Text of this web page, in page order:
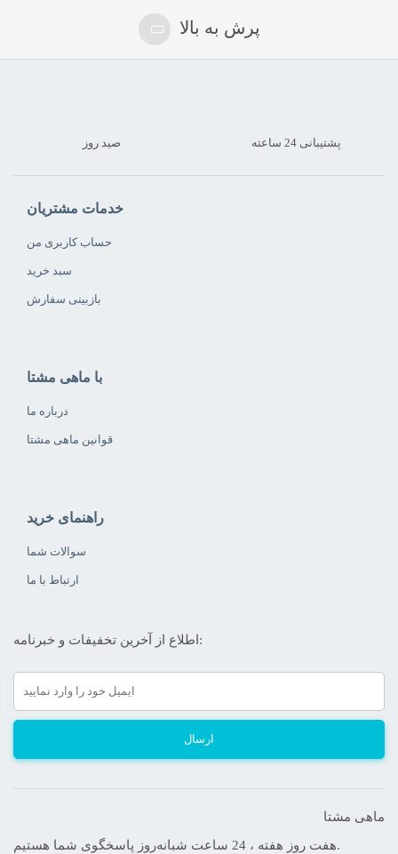
پرش به بالا
صید روز پشتیبانی 24 ساعته
خدمات مشتریان
حساب کاربری من
سبد خرید
بازبینی سفارش
با ماهی مشتا
درباره ما
قوانین ماهی مشتا
راهنمای خرید
سوالات شما
ارتباط با ما
اطلاع از آخرین تخفیفات و خبرنامه:
ارسال
ماهی مشتا
هفت روز هفته ، 24 ساعت شبانه‌روز پاسخگوی شما هستیم.